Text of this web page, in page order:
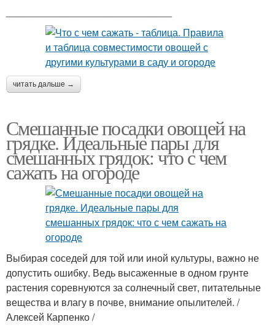
читать дальше →
Смешанные посадки овощей на
грядке. Идеальные пары для
смешанных грядок: что с чем
сажать на огороде
Выбирая соседей для той или иной культуры, важно не
допустить ошибку. Ведь высаженные в одном грунте
растения соревнуются за солнечный свет, питательные
вещества и влагу в почве, внимание опылителей. /
Алексей Карпенко /